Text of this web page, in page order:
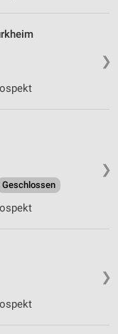
❯
❯
Geschlossen
❯